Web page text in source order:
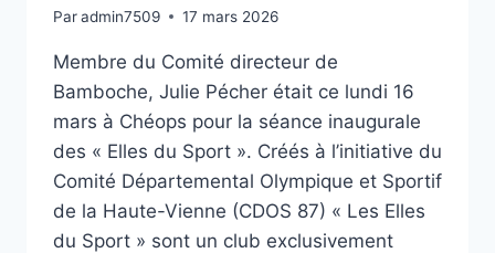
Paradmin7509 17 mars 2026
Membre du Comité directeur de
Bamboche, Julie Pécher était ce lundi 16
mars à Chéops pour la séance inaugurale
des « Elles du Sport ». Créés à l’initiative du
Comité Départemental Olympique et Sportif
de la Haute-Vienne (CDOS 87) « Les Elles
du Sport » sont un club exclusivement